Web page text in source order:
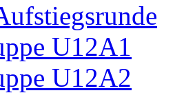
U12A1
U12A2